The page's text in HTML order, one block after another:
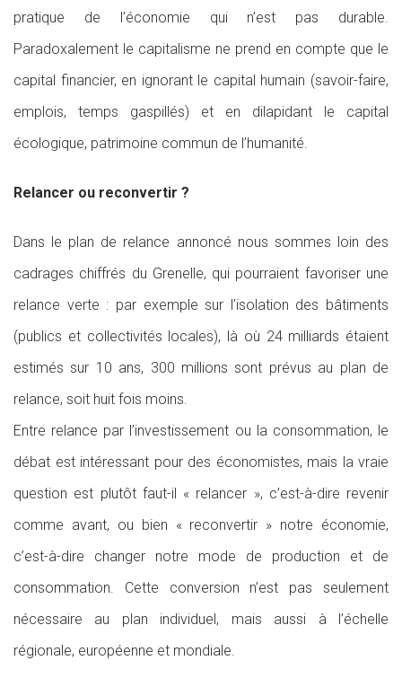
pratique de l’économie qui n’est pas durable.
Paradoxalement le capitalisme ne prend en compte que le
capital financier, en ignorant le capital humain (savoir-faire,
emplois, temps gaspillés) et en dilapidant le capital
écologique, patrimoine commun de l’humanité.
Relancer ou reconvertir ?
Dans le plan de relance annoncé nous sommes loin des
cadrages chiffrés du Grenelle, qui pourraient favoriser une
relance verte : par exemple sur l’isolation des bâtiments
(publics et collectivités locales), là où 24 milliards étaient
estimés sur 10 ans, 300 millions sont prévus au plan de
relance, soit huit fois moins.
Entre relance par l’investissement ou la consommation, le
débat est intéressant pour des économistes, mais la vraie
question est plutôt faut-il « relancer », c’est-à-dire revenir
comme avant, ou bien « reconvertir » notre économie,
c’est-à-dire changer notre mode de production et de
consommation. Cette conversion n’est pas seulement
nécessaire au plan individuel, mais aussi à l’échelle
régionale, européenne et mondiale.